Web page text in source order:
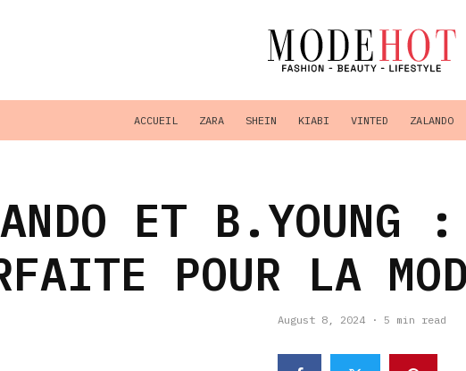
ACCUEIL ZARA SHEIN KIABI VINTED ZALANDO
ET B.YOUNG
POUR LA
August 8, 2024 · 5 min read